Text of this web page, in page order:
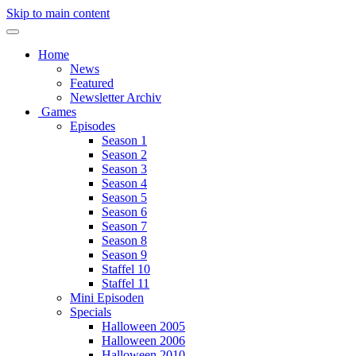
Skip to main content
Home
News
Featured
Newsletter Archiv
Games
Episodes
Season 1
Season 2
Season 3
Season 4
Season 5
Season 6
Season 7
Season 8
Season 9
Staffel 10
Staffel 11
Mini Episoden
Specials
Halloween 2005
Halloween 2006